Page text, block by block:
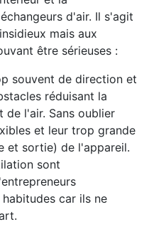
d'air. Il s'agit
mais aux
être sérieuses :
souvent de direction et
réduisant la
de l'air. Sans oublier
et leur trop grande
et sortie) de l'appareil.
sont
car ils ne